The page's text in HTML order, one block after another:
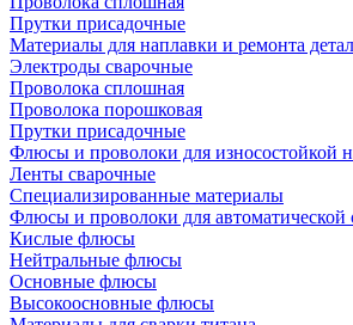
Прутки присадочные
Материалы для наплавки и ремонта
Электроды сварочные
Проволока сплошная
Проволока порошковая
Прутки присадочные
Флюсы и проволоки для износостойкой
Ленты сварочные
Специализированные материалы
Флюсы и проволоки для автоматической
Кислые флюсы
Нейтральные флюсы
Основные флюсы
Высокоосновные флюсы